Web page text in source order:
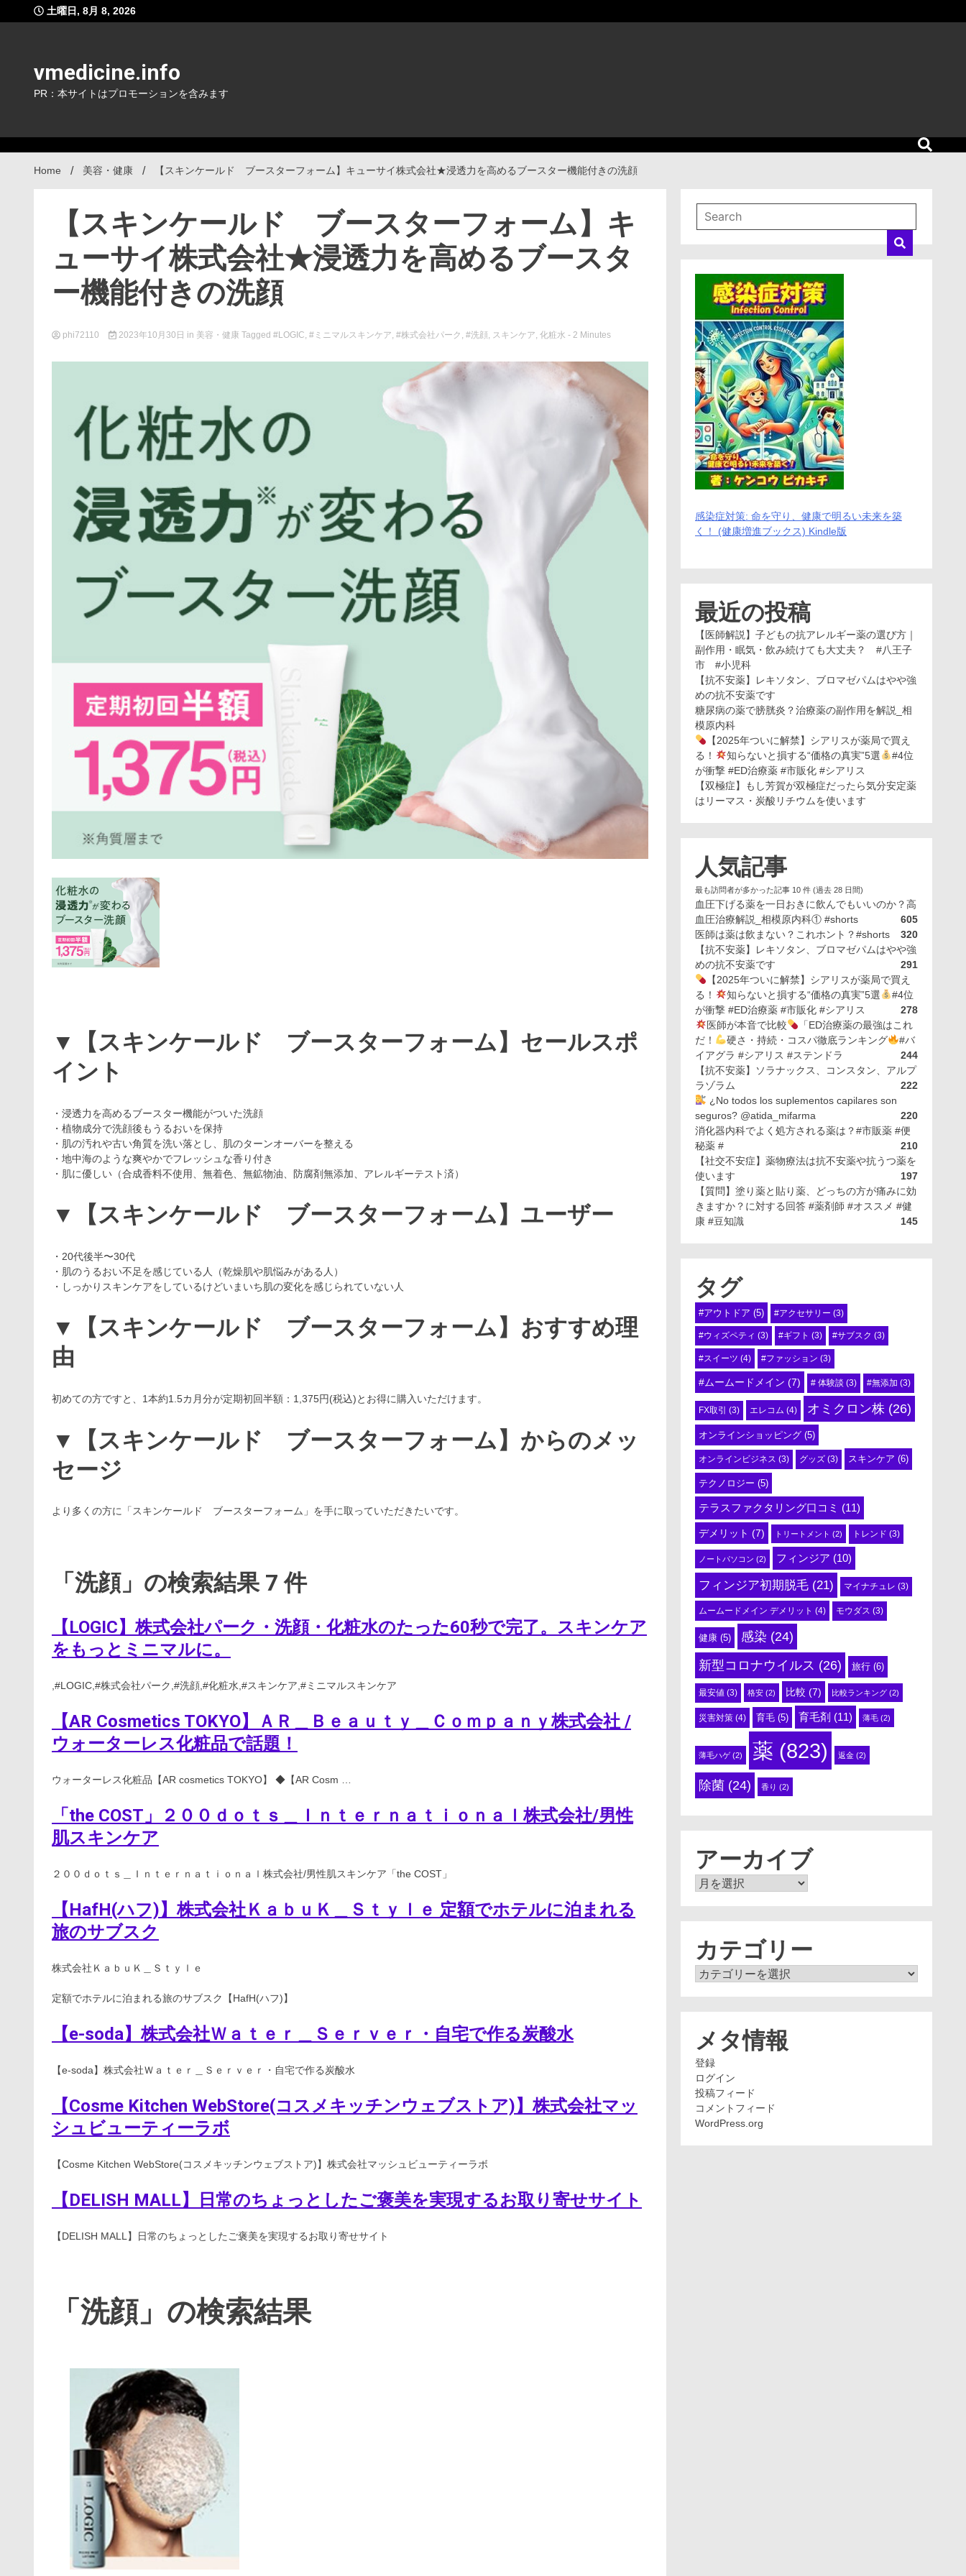
to
土曜日, 8月 8, 2026
vmedicine.info
PR：本サイトはプロモーションを含みます
Home 美容・健康 【スキンケールド ブースターフォーム】キューサイ株式会社★浸透力を高めるブースター機能付きの洗顔
【スキンケールド ブースターフォーム】キ
ューサイ株式会社★浸透力を高めるブースタ
ー機能付きの洗顔
phi72110 2023年10月30日 in 美容・健康 Tagged #LOGIC, #ミニマルスキンケア, #株式会社パーク , #洗顔, スキンケア, 化粧水 - 2 Minutes
▼【スキンケールド ブースターフォーム】セールスポ
イント
・浸透力を高めるブースター機能がついた洗顔
・植物成分で洗顔後もうるおいを保持
・肌の汚れや古い角質を洗い落とし、肌のターンオーバーを整える
・地中海のような爽やかでフレッシュな香り付き
・肌に優しい（合成香料不使用、無着色、無鉱物油、防腐剤無添加、アレルギーテスト済）
▼【スキンケールド ブースターフォーム】ユーザー
・20代後半〜30代
・肌のうるおい不足を感じている人（乾燥肌や肌悩みがある人）
・しっかりスキンケアをしているけどいまいち肌の変化を感じられていない人
▼【スキンケールド ブースターフォーム】おすすめ理
由
初めての方ですと、1本約1.5カ月分が定期初回半額：1,375円(税込)とお得に購入いただけます。
▼【スキンケールド ブースターフォーム】からのメッ
セージ
より多くの方に「スキンケールド ブースターフォーム」を手に取っていただきたいです。
「洗顔」の検索結果 7 件
【LOGIC】株式会社パーク・洗顔・化粧水のたった60秒で完了。スキンケア
をもっとミニマルに。
,#LOGIC,#株式会社パーク,#洗顔,#化粧水,#スキンケア,#ミニマルスキンケア
【AR Cosmetics TOKYO】ＡＲ＿Ｂｅａｕｔｙ＿Ｃｏｍｐａｎｙ株式会社 /
ウォーターレス化粧品で話題！
ウォーターレス化粧品【AR cosmetics TOKYO】 ◆【AR Cosm …
「the COST」２００ｄｏｔｓ＿Ｉｎｔｅｒｎａｔｉｏｎａｌ株式会社/男性
肌スキンケア
２００ｄｏｔｓ＿Ｉｎｔｅｒｎａｔｉｏｎａｌ株式会社/男性肌スキンケア「the COST」
【HafH(ハフ)】株式会社ＫａｂｕＫ＿Ｓｔｙｌｅ 定額でホテルに泊まれる
旅のサブスク
株式会社ＫａｂｕＫ＿Ｓｔｙｌｅ
定額でホテルに泊まれる旅のサブスク【HafH(ハフ)】
【e-soda】株式会社Ｗａｔｅｒ＿Ｓｅｒｖｅｒ・自宅で作る炭酸水
【e-soda】株式会社Ｗａｔｅｒ＿Ｓｅｒｖｅｒ・自宅で作る炭酸水
【Cosme Kitchen WebStore(コスメキッチンウェブストア)】株式会社マッ
シュビューティーラボ
【Cosme Kitchen WebStore(コスメキッチンウェブストア)】株式会社マッシュビューティーラボ
【DELISH MALL】日常のちょっとしたご褒美を実現するお取り寄せサイト
【DELISH MALL】日常のちょっとしたご褒美を実現するお取り寄せサイト
「洗顔」の検索結果
感染症対策: 命を守り、健康で明るい未来を築
く！ (健康増進ブックス) Kindle版
最近の投稿
【医師解説】子どもの抗アレルギー薬の選び方｜
副作用・眠気・飲み続けても大丈夫？ #八王子
市 #小児科
【抗不安薬】レキソタン、ブロマゼパムはやや強
めの抗不安薬です
糖尿病の薬で膀胱炎？治療薬の副作用を解説_相
模原内科
【2025年ついに解禁】シアリスが薬局で買え
る！
知らないと損する“価格の真実”5選
#4位
が衝撃 #ED治療薬 #市販化 #シアリス
【双極症】もし芳賀が双極症だったら気分安定薬
はリーマス・炭酸リチウムを使います
人気記事
最も訪問者が多かった記事 10 件 (過去 28 日間)
血圧下げる薬を一日おきに飲んでもいいのか？高
血圧治療解説_相模原内科① #shorts
605
医師は薬は飲まない？これホント？#shorts
320
【抗不安薬】レキソタン、ブロマゼパムはやや強
めの抗不安薬です
291
【2025年ついに解禁】シアリスが薬局で買え
る！
知らないと損する“価格の真実”5選
#4位
が衝撃 #ED治療薬 #市販化 #シアリス
278
医師が本音で比較
「ED治療薬の最強はこれ
だ！
硬さ・持続・コスパ徹底ランキング
#バ
イアグラ #シアリス #ステンドラ
244
【抗不安薬】ソラナックス、コンスタン、アルプ
ラゾラム
222
¿No todos los suplementos capilares son
seguros? @atida_mifarma
220
消化器内科でよく処方される薬は？#市販薬 #便
秘薬 #
210
【社交不安症】薬物療法は抗不安薬や抗うつ薬を
使います
197
【質問】塗り薬と貼り薬、どっちの方が痛みに効
きますか？に対する回答 #薬剤師 #オススメ #健
康 #豆知識
145
タグ
#アウトドア (5) #アクセサリー (3)
#ウィズペティ (3) #ギフト (3) #サブスク (3)
#スイーツ (4) #ファッション (3)
#ムームードメイン (7) # 体験談 (3) #無添加 (3)
FX取引 (3) エレコム (4) オミクロン株 (26)
オンラインショッピング (5)
オンラインビジネス (3) グッズ (3) スキンケア (6)
テクノロジー (5)
テラスファクタリング口コミ (11)
デメリット (7) トリートメント (2) トレンド (3)
ノートパソコン (2) フィンジア (10)
フィンジア初期脱毛 (21) マイナチュレ (3)
ムームードメイン デメリット (4) モウダス (3)
健康 (5) 感染 (24)
新型コロナウイルス (26) 旅行 (6)
最安値 (3) 格安 (2) 比較 (7) 比較ランキング (2)
災害対策 (4) 育毛 (5) 育毛剤 (11) 薄毛 (2)
薄毛ハゲ(2) 薬 (823) 返金 (2)
除菌 (24) 香り (2)
アーカイブ
ア
カテゴリー
カ
メタ情報
登録
ログイン
投稿フィード
コメントフィード
WordPress.org